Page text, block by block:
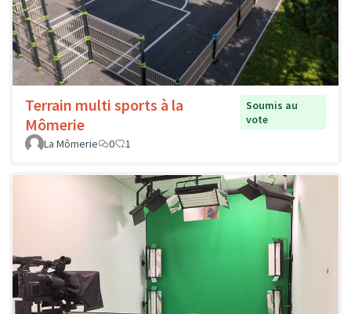
Terrain multi sports à la
Mômerie
Soumis au
vote
La Mômerie
0 1